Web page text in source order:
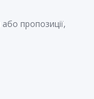
пропозиції,